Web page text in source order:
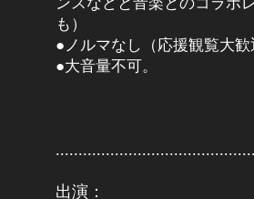
も）
●ノルマなし（応援観覧大
●大音量不可。
出演：